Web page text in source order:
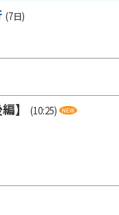
(7日)
】 (10:25)